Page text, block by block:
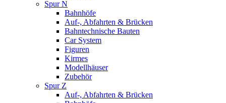
Spur N
Bahnhöfe
Auf-, Abfahrten & Brücken
Bahntechnische Bauten
Car System
Figuren
Kirmes
Modellhäuser
Zubehör
Spur Z
Auf-, Abfahrten & Brücken